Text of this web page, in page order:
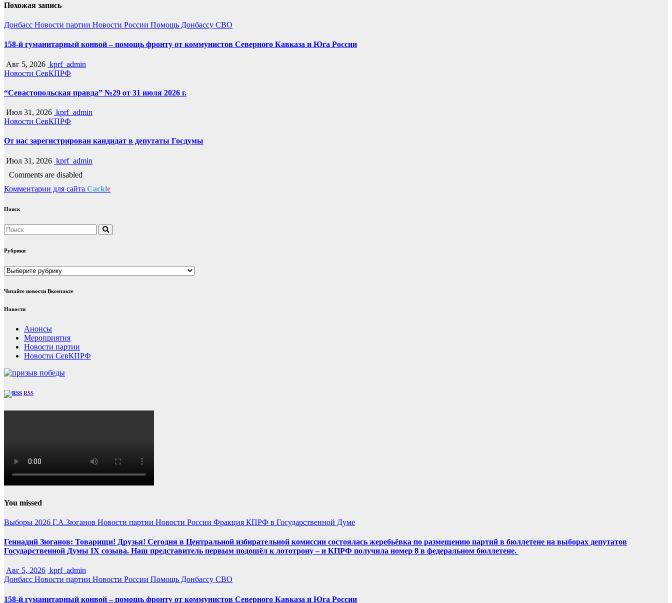
Похожая запись
Донбасс Новости партии Новости России Помощь Донбассу СВО
158-й гуманитарный конвой – помощь фронту от коммунистов Северного Кавказа и Юга России
Авг 5, 2026 kprf_admin
Новости СевКПРФ
“Севастопольская правда” №29 от 31 июля 2026 г.
Июл 31, 2026 kprf_admin
Новости СевКПРФ
От нас зарегистрирован кандидат в депутаты Госдумы
Июл 31, 2026 kprf_admin
Comments are disabled
Комментарии для сайта Cackle
Поиск
Рубрики
Рубрики
Читайте новости Вконтакте
Новости
Анонсы
Мероприятия
Новости партии
Новости СевКПРФ
RSS
You missed
Выборы 2026 Г.А.Зюганов Новости партии Новости России Фракция КПРФ в Государственной Думе
Геннадий Зюганов: Товарищи! Друзья! Сегодня в Центральной избирательной комиссии состоялась жеребьёвка по размещению партий в бюллетене на выборах депутатов
Государственной Думы IX созыва. Наш представитель первым подошёл к лототрону – и КПРФ получила номер 8 в федеральном бюллетене.
Авг 5, 2026 kprf_admin
Донбасс Новости партии Новости России Помощь Донбассу СВО
158-й гуманитарный конвой – помощь фронту от коммунистов Северного Кавказа и Юга России